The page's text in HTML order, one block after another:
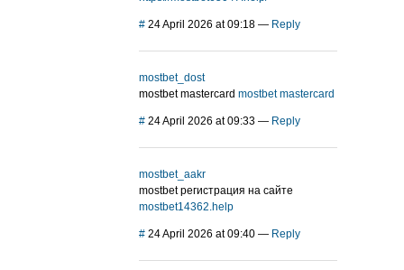
# 24 April 2026 at 09:18 — Reply
mostbet_dost
mostbet mastercard mostbet mastercard
# 24 April 2026 at 09:33 — Reply
mostbet_aakr
mostbet регистрация на сайте
mostbet14362.help
# 24 April 2026 at 09:40 — Reply